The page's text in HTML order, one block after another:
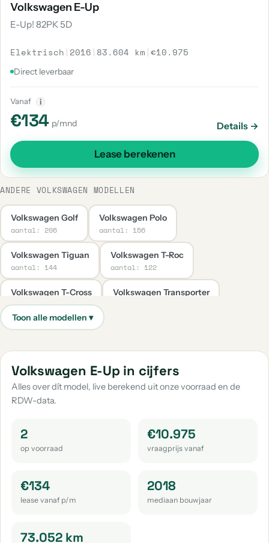
Volkswagen E-Up
E-Up! 82PK 5D
Elektrisch | 2016 | 83.604 km |€10.975
Direct leverbaar
Vanaf i
€134 p/mnd Details →
Lease berekenen
ANDERE VOLKSWAGEN MODELLEN
Volkswagen Golf
aantal: 206
Volkswagen Polo
aantal: 156
Volkswagen Tiguan
aantal: 144
Volkswagen T-Roc
aantal: 122
Volkswagen T-Cross
aantal: 66
Volkswagen Transporter
Volkswagen Caddy
Volkswagen Up
aantal: 30
Volkswagen Caddy Maxi
aantal: 22
Volkswagen Golf Sportsvan
Volkswagen Passat Variant
aantal: 17
Volkswagen Tayron
aantal: 14
aantal: 14 aantal: 13
Volkswagen E-Up in cijfers
Alles over dít model, live berekend uit onze voorraad en de
RDW-data.
2
op voorraad
€10.975
vraagprijs vanaf
€134
lease vanaf p/m
2018
mediaan bouwjaar
73.052 km